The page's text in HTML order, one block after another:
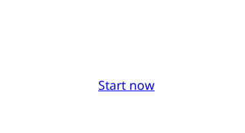
Start now